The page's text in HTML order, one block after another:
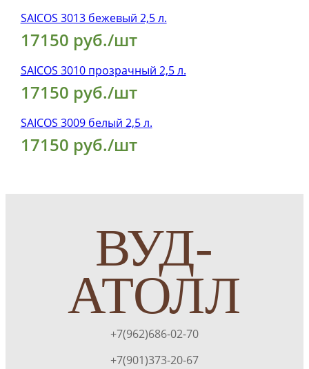
SAICOS 3013 бежевый 2,5 л.
17150 руб./шт
SAICOS 3010 прозрачный 2,5 л.
17150 руб./шт
SAICOS 3009 белый 2,5 л.
17150 руб./шт
ВУД-
АТОЛЛ
+7(962)686-02-70
+7(901)373-20-67